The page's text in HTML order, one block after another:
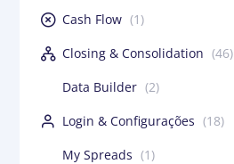
Cash Flow (1)
Closing & Consolidation (46)
Data Builder (2)
Login & Configurações (18)
My Spreads (1)